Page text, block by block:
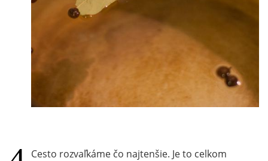
Cesto rozvaľkáme čo najtenšie. Je to celkom